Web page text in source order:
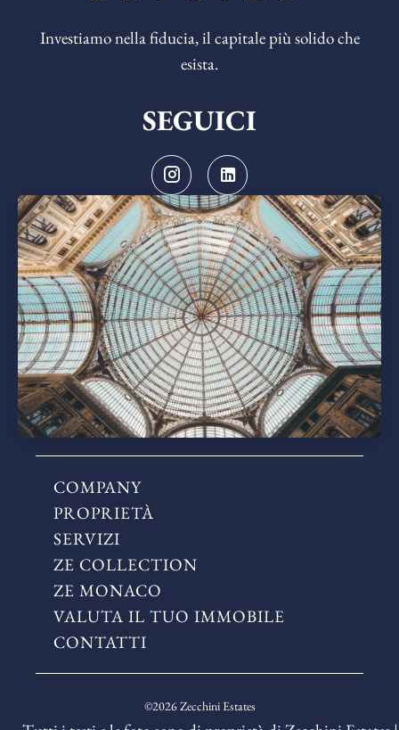
Investiamo nella fiducia, il capitale più solido che
esista.
SEGUICI
COMPANY
PROPRIETÀ
SERVIZI
ZE COLLECTION
ZE MONACO
VALUTA IL TUO IMMOBILE
CONTATTI
©2026 Zecchini Estates